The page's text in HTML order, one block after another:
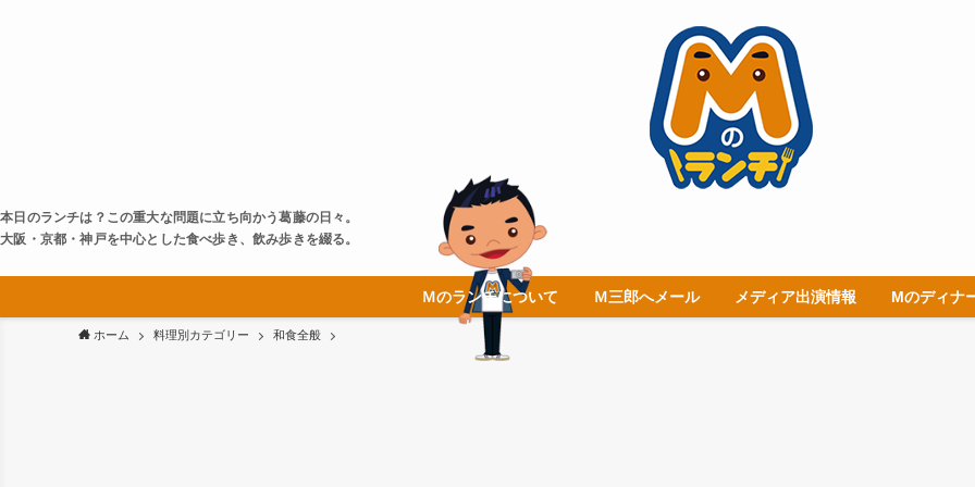
本日のランチは？この重大な問題に立ち向かう葛藤の日々。
大阪・京都・神戸を中心とした食べ歩き、飲み歩きを綴る。
Ｍのランチについて Ｍ三郎へメール メディア出演情報 Mのディナ
ホーム 料理別カテゴリー 和食全般